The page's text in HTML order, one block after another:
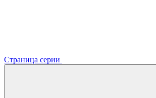
Страница серии